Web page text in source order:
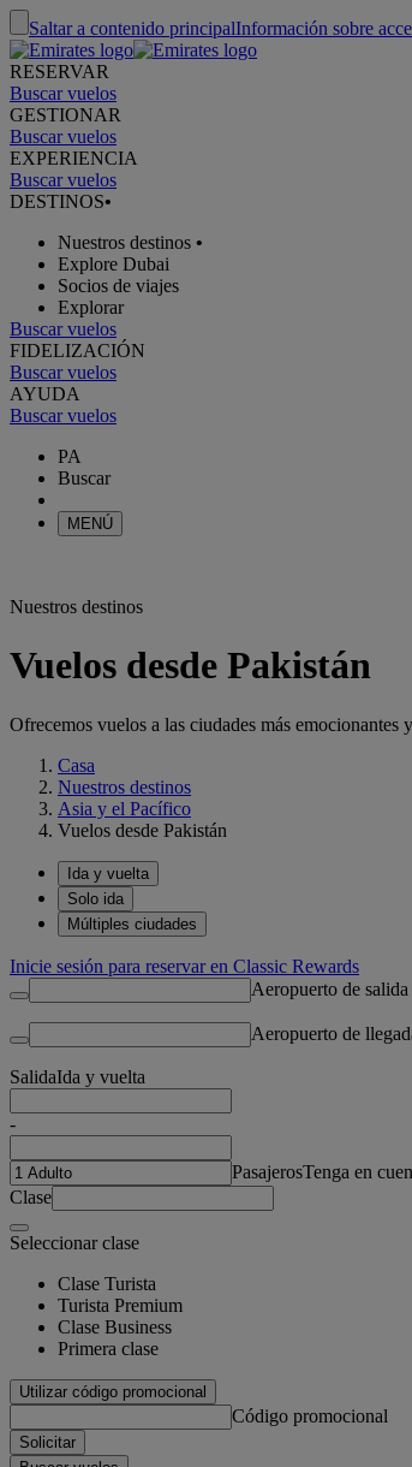
Saltar a contenido principalInformación sobre
RESERVAR
Buscar vuelos
GESTIONAR
Buscar vuelos
EXPERIENCIA
Buscar vuelos
DESTINOS•
Nuestros destinos •
Explore Dubai
Socios de viajes
Explorar
Buscar vuelos
FIDELIZACIÓN
Buscar vuelos
AYUDA
Buscar vuelos
PA
Buscar
MENÚ
Nuestros destinos
Vuelos desde Pakistán
Ofrecemos vuelos a las ciudades más
Casa
Nuestros destinos
Asia y el Pacífico
Vuelos desde Pakistán
Ida y vuelta
Solo ida
Múltiples ciudades
Inicie sesión para reservar en Classic Rewards
Aeropuerto de salida
Aeropuerto de
SalidaIda y vuelta
-
PasajerosTenga en
Clase
Seleccionar clase
Clase Turista
Turista Premium
Clase Business
Primera clase
Utilizar código promocional
Código promocional
Solicitar